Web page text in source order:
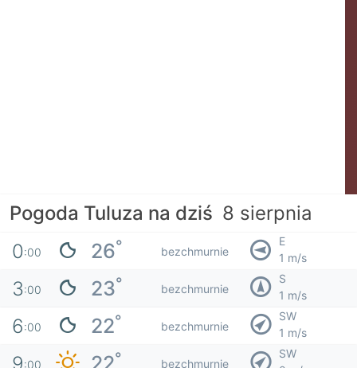
Pogoda Tuluza na dziś 8 sierpnia
0:00 26° bezchmurnie
E
1 m/s
3:00 23° bezchmurnie
S
1 m/s
6:00 22° bezchmurnie
SW
1 m/s
9:00 ° bezchmurnie
SW